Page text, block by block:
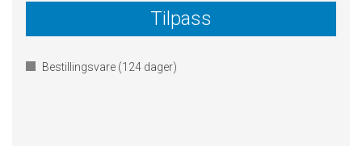
Tilpass
Bestillingsvare (124 dager)